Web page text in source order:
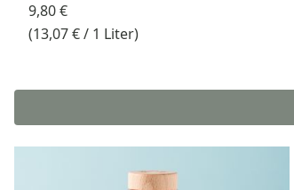
9,80 €
(13,07 € / 1 Liter)